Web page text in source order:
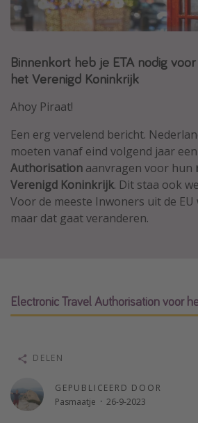
Thailand
Malta
Madeira
Egypte
Bali
Type vakantie
Overzicht
Weekendje weg
Vakantieparken
Zonvakanties
Meer onderwerpen
Binnenkort heb je ETA nodig
het Verenigd Koninkrijk
Ahoy Piraat!
Een erg vervelend bericht.
moeten vanaf eind volgend jaar een
Authorisation aanvragen voor hun
Verenigd Koninkrijk. Dit staa ook
Voor de meeste Inwoners uit de
maar dat gaat veranderen.
Electronic Travel Authorisation voor
GEPUBLICEERD DOOR
Pasmaatje · 26-9-2023
DELEN